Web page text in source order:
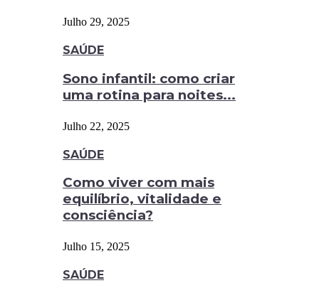
Julho 29, 2025
SAÚDE
Sono infantil: como criar
uma rotina para noites...
Julho 22, 2025
SAÚDE
Como viver com mais
equilíbrio, vitalidade e
consciência?
Julho 15, 2025
SAÚDE